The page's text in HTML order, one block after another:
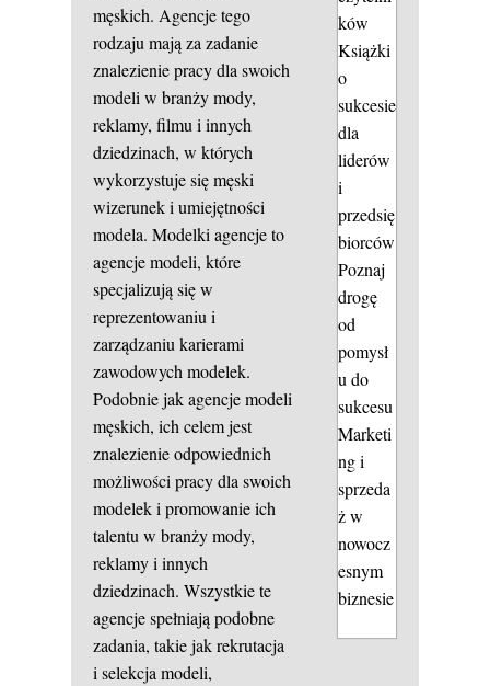
męskich. Agencje tego
rodzaju mają za zadanie
znalezienie pracy dla swoich
modeli w branży mody,
reklamy, filmu i innych
dziedzinach, w których
wykorzystuje się męski
wizerunek i umiejętności
modela. Modelki agencje to
agencje modeli, które
specjalizują się w
reprezentowaniu i
zarządzaniu karierami
zawodowych modelek.
Podobnie jak agencje modeli
męskich, ich celem jest
znalezienie odpowiednich
możliwości pracy dla swoich
modelek i promowanie ich
talentu w branży mody,
reklamy i innych
dziedzinach. Wszystkie te
agencje spełniają podobne
zadania, takie jak rekrutacja
i selekcja modeli,
ków
Książki
o
sukcesie
dla
liderów
i
przedsię
biorców
Poznaj
drogę
od
pomysł
u do
sukcesu
Marketi
ng i
sprzeda
ż w
nowocz
esnym
biznesie